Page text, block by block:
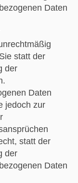
Daten
statt der
der
Daten
jedoch zur
statt der
der
Daten